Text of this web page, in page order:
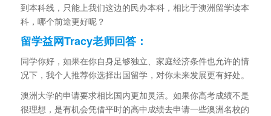
到本科线，只能上我们这边的民办本科，相比于澳洲留学读本
科，哪个前途更好呢？
留学益网Tracy老师回答：
同学你好，如果在你自身足够独立、家庭经济条件也允许的情
况下，我个人推荐你选择出国留学，对你未来发展更有好处。
澳洲大学的申请要求相比国内更加灵活。如果你高考成绩不是
很理想，是有机会凭借平时的高中成绩去申请一些澳洲名校的